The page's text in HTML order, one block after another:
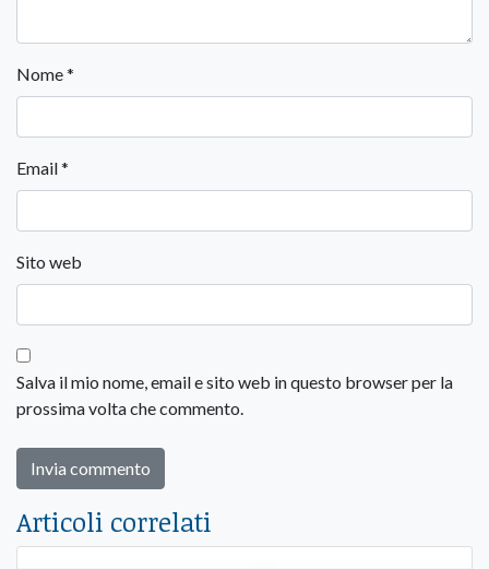
Nome*
Email*
Sito web
Salva il mio nome, email e sito web in questo browser per la
prossima volta che commento.
Articoli correlati